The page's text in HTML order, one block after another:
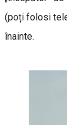
(poți folosi
înainte.